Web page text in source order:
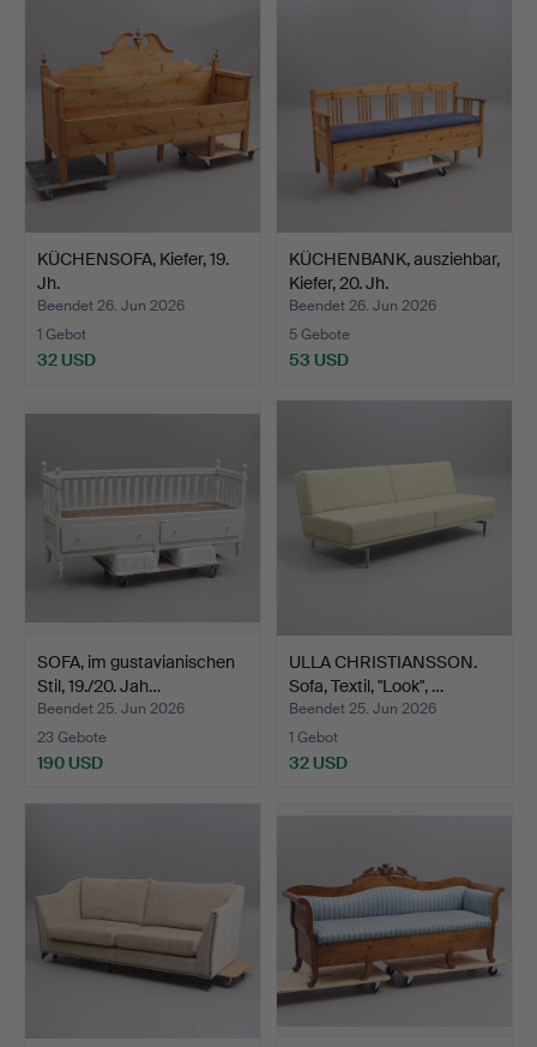
KÜCHENSOFA, Kiefer, 19.
Jh.
Beendet 26. Jun 2026
1 Gebot
32 USD
KÜCHENBANK, ausziehbar,
Kiefer, 20. Jh.
Beendet 26. Jun 2026
5 Gebote
53 USD
SOFA, im gustavianischen
Stil, 19./20. Jah…
Beendet 25. Jun 2026
23 Gebote
190 USD
ULLA CHRISTIANSSON.
Sofa, Textil, "Look", …
Beendet 25. Jun 2026
1 Gebot
32 USD